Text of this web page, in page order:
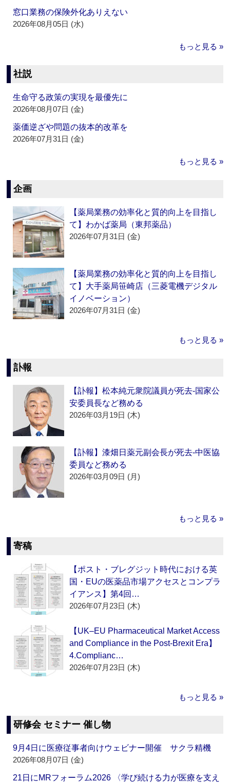
窓口業務の保険外化ありえない
2026年08月05日 (水)
もっと見る »
社説
生命守る政策の実現を最優先に
2026年08月07日 (金)
薬価逆ざや問題の抜本的改革を
2026年07月31日 (金)
もっと見る »
企画
【薬局業務の効率化と質的向上を目指し
て】わかば薬局（東邦薬品）
2026年07月31日 (金)
【薬局業務の効率化と質的向上を目指し
て】大手薬局笹崎店（三菱電機デジタル
イノベーション）
2026年07月31日 (金)
もっと見る »
訃報
【訃報】松本純元衆院議員が死去‐国家公
安委員長など務める
2026年03月19日 (木)
【訃報】漆畑日薬元副会長が死去‐中医協
委員など務める
2026年03月09日 (月)
もっと見る »
寄稿
【ポスト・ブレグジット時代における英
国・EUの医薬品市場アクセスとコンプラ
イアンス】第4回…
2026年07月23日 (木)
【UK–EU Pharmaceutical Market Access
and Compliance in the Post-Brexit Era】
4.Complianc…
2026年07月23日 (木)
もっと見る »
研修会 セミナー 催し物
9月4日に医療従事者向けウェビナー開催 サクラ精機
2026年08月07日 (金)
21日にMRフォーラム2026 〈学び続ける力が医療を支え